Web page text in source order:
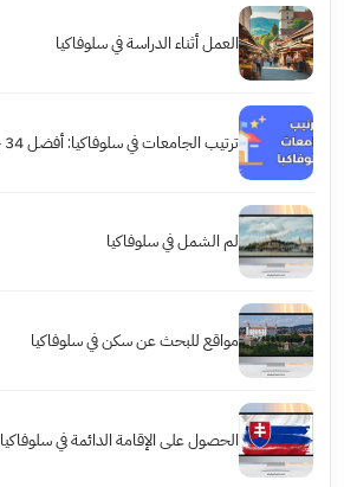
العمل أثناء الدراسة في سلوفاكيا
ترتيب الجامعات في سلوفاكيا: أفضل 34 جامعة محلياً
لم الشمل في سلوفاكيا
مواقع للبحث عن سكن في سلوفاكيا
الحصول على الإقامة الدائمة في سلوفاكيا